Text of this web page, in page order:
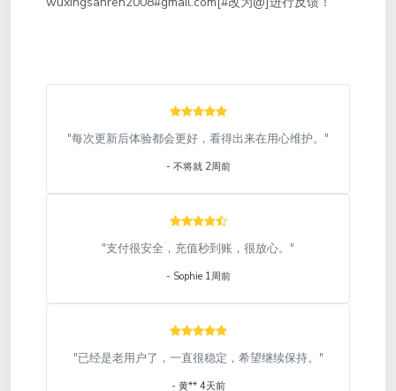
"每次更新后体验都会更好，看得出来在用心维护。"
- 不将就 2周前
"支付很安全，充值秒到账，很放心。"
- Sophie 1周前
"已经是老用户了，一直很稳定，希望继续保持。"
- 黄** 4天前